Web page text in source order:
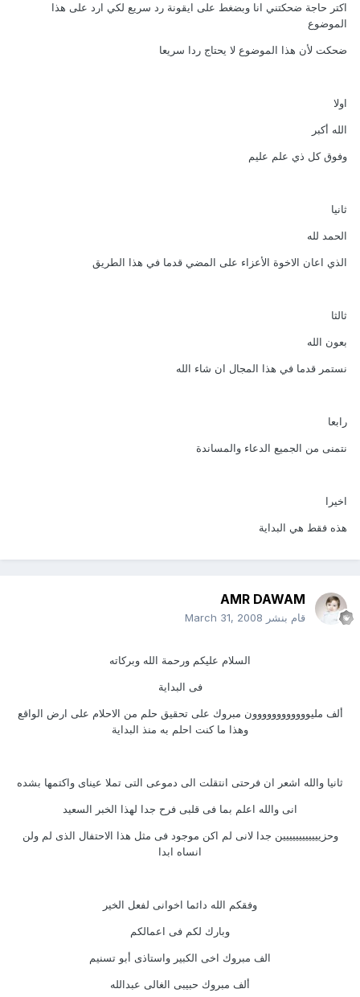
اكتر حاجة ضحكتني انا وبضغط على ايقونة رد سريع لكي ارد على هذا
الموضوع
ضحكت لأن هذا الموضوع لا يحتاج ردا سريعا
اولا
الله أكبر
وفوق كل ذي علم عليم
ثانيا
الحمد لله
الذي اعان الاخوة الأعزاء على المضي قدما في هذا الطريق
ثالثا
بعون الله
نستمر قدما في هذا المجال ان شاء الله
رابعا
نتمنى من الجميع الدعاء والمساندة
اخيرا
هذه فقط هي البداية
AMR DAWAM
قام بنشر March 31, 2008
السلام عليكم ورحمة الله وبركاته
فى البداية
ألف مليوووووووووووون مبروك على تحقيق حلم من الاحلام على ارض الواقع
وهذا ما كنت احلم به منذ البداية
ثانيا والله اشعر ان فرحتى انتقلت الى دموعى التى تملا عيناى واكتمها بشده
انى والله اعلم بما فى قلبى فرح جدا لهذا الخبر السعيد
وحزيييييييييييين جدا لانى لم اكن موجود فى مثل هذا الاحتفال الذى لم ولن
انساه ابدا
وفقكم الله دائما اخوانى لفعل الخير
وبارك لكم فى اعمالكم
الف مبروك اخى الكبير واستاذى أبو تسنيم
ألف مبروك حبيبى الغالى عبدالله